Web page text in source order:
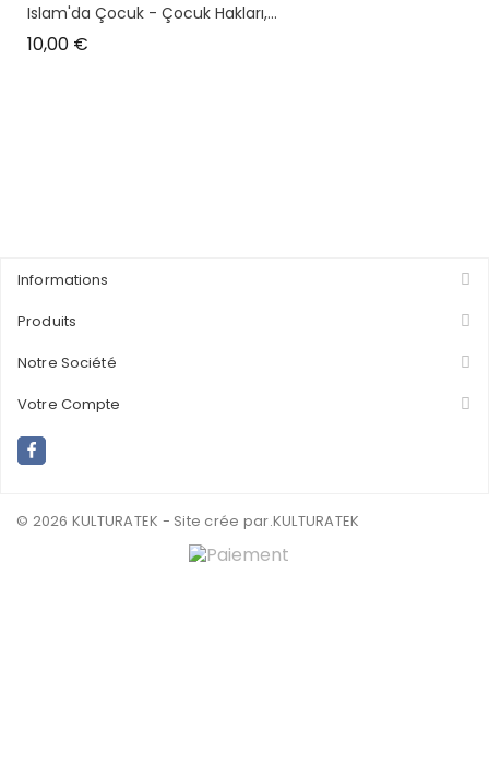
Islam'da Çocuk - Çocuk Hakları,...
10,00 €
Informations
Produits
Notre Société
Votre Compte
© 2026 KULTURATEK - Site crée par.KULTURATEK